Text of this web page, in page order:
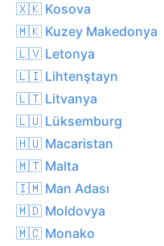
🇽🇰 Kosova
🇲🇰 Kuzey Makedonya
🇱🇻 Letonya
🇱🇮 Lihtenştayn
🇱🇹 Litvanya
🇱🇺 Lüksemburg
🇭🇺 Macaristan
🇲🇹 Malta
🇮🇲 Man Adası
🇲🇩 Moldovya
🇲🇨 Monako